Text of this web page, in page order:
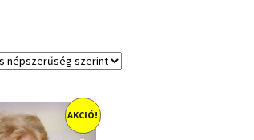
AKCIÓ!